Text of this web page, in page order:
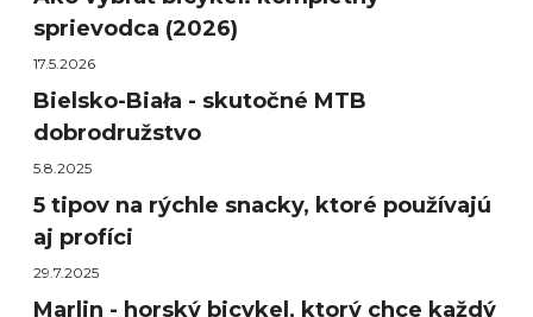
sprievodca (2026)
17.5.2026
Bielsko-Biała - skutočné MTB
dobrodružstvo
5.8.2025
5 tipov na rýchle snacky, ktoré používajú
aj profíci
29.7.2025
Marlin - horský bicykel, ktorý chce každý